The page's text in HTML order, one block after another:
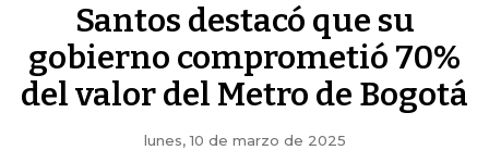
Santos destacó que su
gobierno comprometió 70%
del valor del Metro de Bogotá
lunes, 10 de marzo de 2025